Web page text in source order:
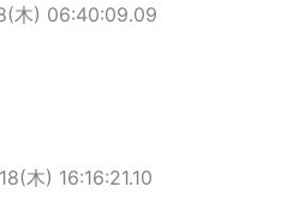
木) 06:40:09.09
木) 16:16:21.10